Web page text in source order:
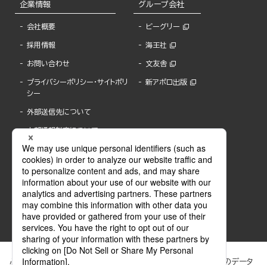
企業情報
会社概要
採用情報
お問い合わせ
プライバシーポリシー・サイトポリ
シー
外部送信先について
内部通報制度について
グループ会社
ビーグリー
海王社
文友舎
新アポロ出版
ぶんか社が運営するサイトでは、利便性向上のためにCookie等のデータ